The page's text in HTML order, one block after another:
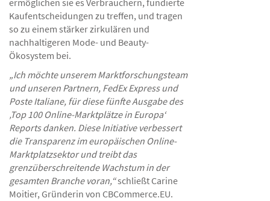
ermöglichen sie es Verbrauchern, fundierte
Kaufentscheidungen zu treffen, und tragen
so zu einem stärker zirkulären und
nachhaltigeren Mode- und Beauty-
Ökosystem bei.
„Ich möchte unserem Marktforschungsteam
und unseren Partnern, FedEx Express und
Poste Italiane, für diese fünfte Ausgabe des
‚Top 100 Online-Marktplätze in Europa‘
Reports danken. Diese Initiative verbessert
die Transparenz im europäischen Online-
Marktplatzsektor und treibt das
grenzüberschreitende Wachstum in der
gesamten Branche voran,“schließt Carine
Moitier, Gründerin von CBCommerce.EU.